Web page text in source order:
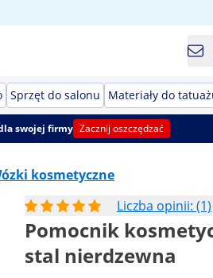
Sprzęt do salonu Materiały do
swojej firmy Zacznij oszczędzać
kosmetyczne
Liczba opinii: (1)
Pomocnik
stal nierdzewna